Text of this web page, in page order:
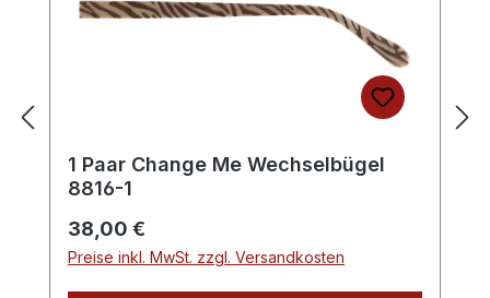
1 Paar Change Me Wechselbügel
8816-1
Regulärer Preis:
38,00 €
Preise inkl. MwSt. zzgl. Versandkosten